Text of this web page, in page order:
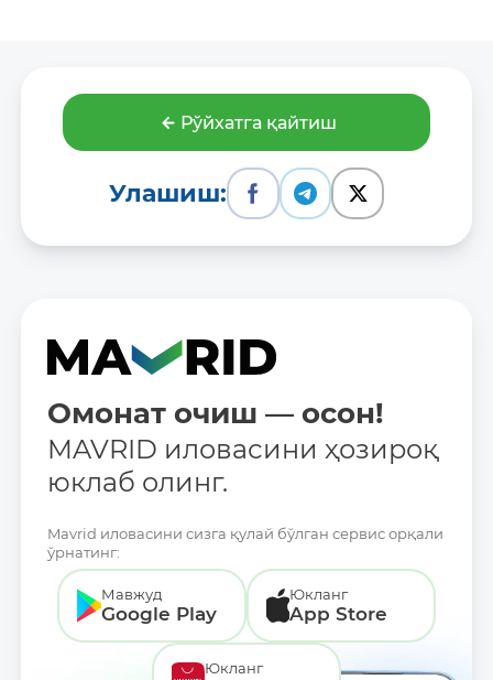
Рўйхатга қайтиш
Улашиш:
Омонат очиш — осон!
MAVRID иловасини ҳозироқ
юклаб олинг.
Mavrid иловасини сизга қулай бўлган сервис орқали
ўрнатинг:
Мавжуд
Google Play
Юкланг
App Store
Юкланг